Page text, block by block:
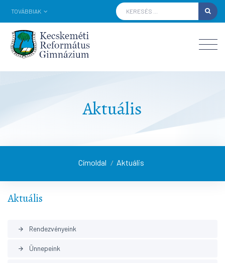
TOVÁBBIAK
Aktuális
Címoldal / Aktuális
Aktuális
arrow_forward Rendezvényeink
arrow_forward Ünnepeink